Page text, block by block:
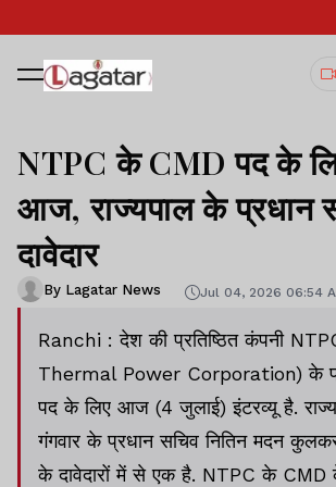
NTPC के CMD पद के
आज, राज्यपाल के प्रधान
दावेदार
By Lagatar News Jul 04, 2026 06:54
Ranchi : देश की प्रतिष्ठित कंपनी
Thermal Power Corporation) के
पद के लिए आज (4 जुलाई) इंटरव्यू है.
गंगवार के प्रधान सचिव नितिन मदन
के दावेदारों में से एक है. NTPC के